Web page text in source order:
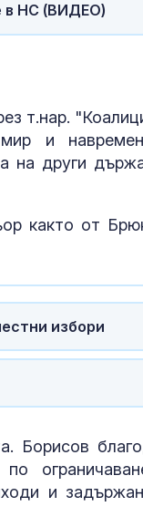
в НС (ВИДЕО)
т.нар.
и
на други
както от
избори
Борисов
и
Край на
Страх в
вече решава
на руския